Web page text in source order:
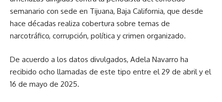
semanario con sede en Tijuana, Baja California, que desde
hace décadas realiza cobertura sobre temas de
narcotráfico, corrupción, política y crimen organizado.
De acuerdo a los datos divulgados, Adela Navarro ha
recibido ocho llamadas de este tipo entre el 29 de abril y el
16 de mayo de 2025.